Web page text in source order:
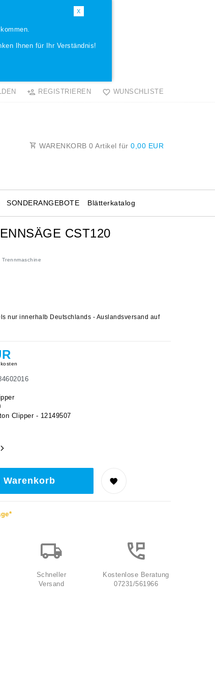
X
Ihnen für Ihr Verständnis!
REGISTRIEREN WUNSCHLISTE
WARENKORB 0 Artikel für 0,00 EUR
Blätterkatalog
SONDERANGEBOTE
CST120
nur innerhalb Deutschlands - Auslandsversand auf
Clipper - 12149507
Warenkorb
Schneller
Versand
Kostenlose Beratung
07231/561966